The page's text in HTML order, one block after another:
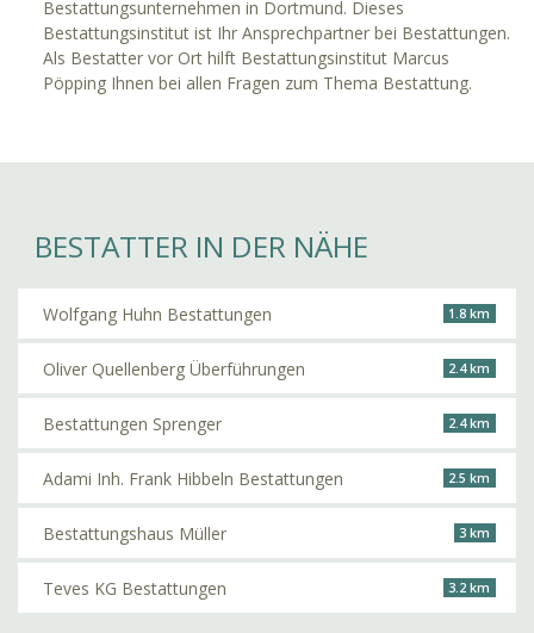
Bestattungsunternehmen in Dortmund. Dieses
Bestattungsinstitut ist Ihr Ansprechpartner bei Bestattungen.
Als Bestatter vor Ort hilft Bestattungsinstitut Marcus
Pöpping Ihnen bei allen Fragen zum Thema Bestattung.
BESTATTER IN DER NÄHE
Wolfgang Huhn Bestattungen 1.8 km
Oliver Quellenberg Überführungen 2.4 km
Bestattungen Sprenger 2.4 km
Adami Inh. Frank Hibbeln Bestattungen 2.5 km
Bestattungshaus Müller 3 km
Teves KG Bestattungen 3.2 km